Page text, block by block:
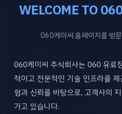
WELCOME TO
060케이씨 홈페이지를 방
060케이씨 주식회사는 060 유료
적이고 전문적인 기술 인프라를
험과 신뢰를 바탕으로, 고객사의
가고 있습니다.